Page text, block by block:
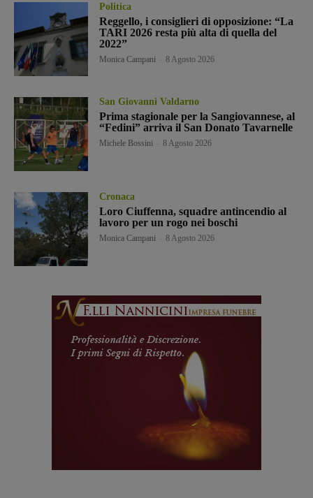
Politica
Reggello, i consiglieri di opposizione: “La
TARI 2026 resta più alta di quella del
2022”
Monica Campani 8 Agosto 2026
San Giovanni Valdarno
Prima stagionale per la Sangiovannese, al
“Fedini” arriva il San Donato Tavarnelle
Michele Bossini 8 Agosto 2026
Cronaca
Loro Ciuffenna, squadre antincendio al
lavoro per un rogo nei boschi
Monica Campani 8 Agosto 2026